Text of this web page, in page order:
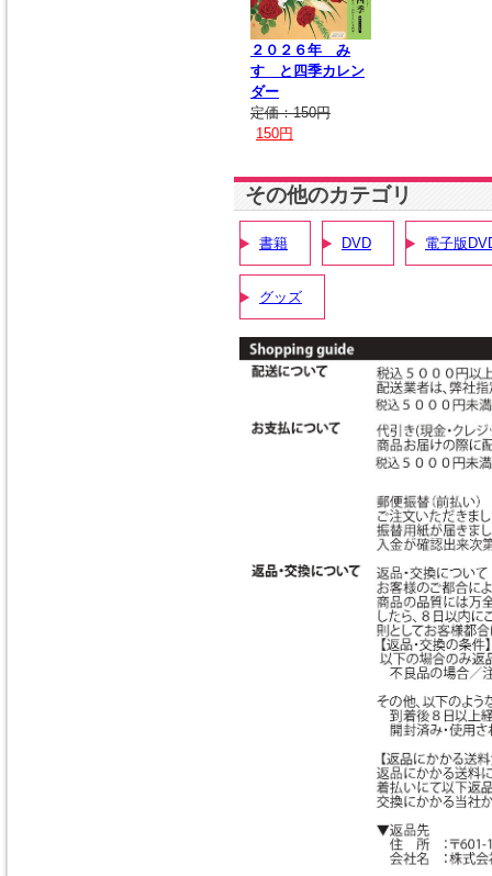
２０２６年 み
すゞと四季カレン
ダー
定価：150円
150円
その他のカテゴリ
書籍 DVD 電子版
グッズ